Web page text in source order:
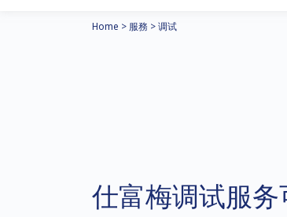
Home > 服務 >调试
仕富梅调试服